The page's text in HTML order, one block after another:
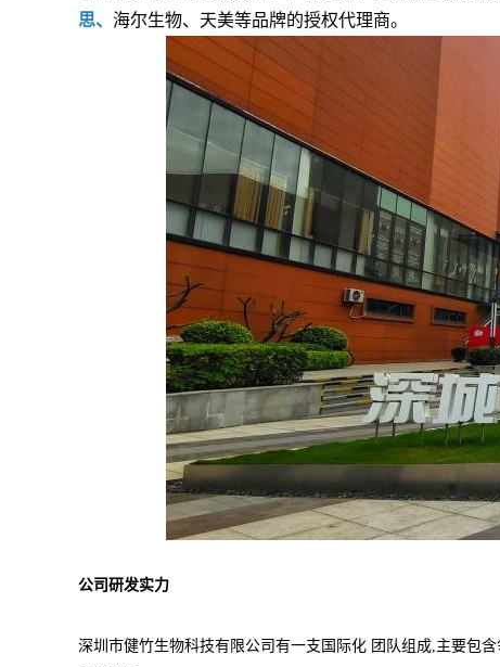
思、 海尔生物、天美等品牌的授权代理商。
公司研发实力
深圳市健竹生物科技有限公司有一支国际化 团队组成,主要包